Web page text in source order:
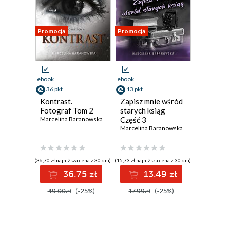
Promocja
ebook
36 pkt
Kontrast.
Fotograf Tom 2
Marcelina Baranowska
(36,70 zł najniższa cena z 30 dni)
36.75 zł
49.00zł (-25%)
Promocja
ebook
13 pkt
Zapisz mnie wśród
starych ksiąg
Część 3
Marcelina Baranowska
(15,73 zł najniższa cena z 30 dni)
13.49 zł
17.99zł (-25%)